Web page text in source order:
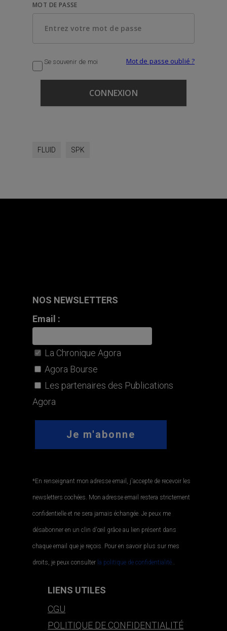
MOT DE PASSE
Se souvenir de moi Mot de passe oublié ?
FLUID SPK
NOS NEWSLETTERS
Email :
La Chronique Agora
Agora Bourse
Les partenaires des Publications
Agora
*En renseignant mon adresse email, j'accepte de recevoir les
newsletters cochées. Mon adresse email restera strictement
confidentielle et ne sera jamais échangée. Je peux me
désabonner en un clin d'œil grâce au lien présent dans
chaque email que je reçois. Pour en savoir plus sur mes
droits, je peux consulter la politique de confidentialité..
LIENS UTILES
CGU
POLITIQUE DE CONFIDENTIALITÉ